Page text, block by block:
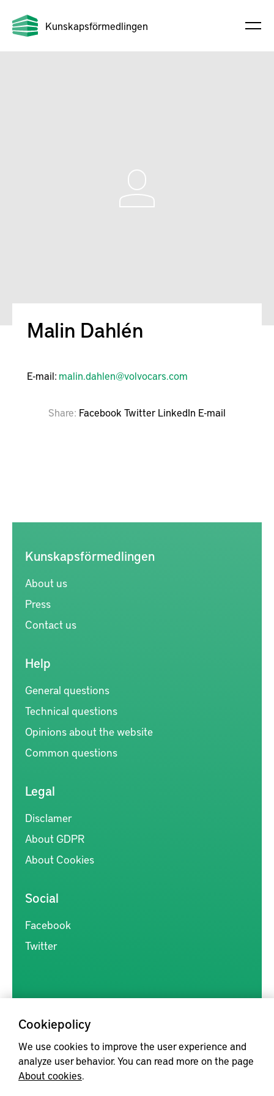
Kunskapsförmedlingen
Malin Dahlén
E-mail: malin.dahlen@volvocars.com
Share Facebook Twitter LinkedIn E-mail
Cookiepolicy
We use cookies to improve the user experience and
analyze user behavior. You can read more on the page
About cookies.
Kunskapsförmedlingen
About us
Press
Contact us
Help
General questions
Technical questions
Opinions about the website
Common questions
Legal
Disclamer
About GDPR
About Cookies
Social
Facebook
Twitter
Kunskapsförmedlingen är en samlingsplats för svensk forskning
inom produkt- och produktionsutveckling, med syftet att göra
forskningsresultat mer tillgängliga för industrin, samt att stärka
samverkan mellan högskolor, institut och näringsliv.